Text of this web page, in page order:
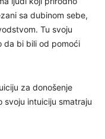
sa dubinom sebe,
Tu svoju
da bi bili od pomoći
za donošenje
svoju intuiciju smatraju